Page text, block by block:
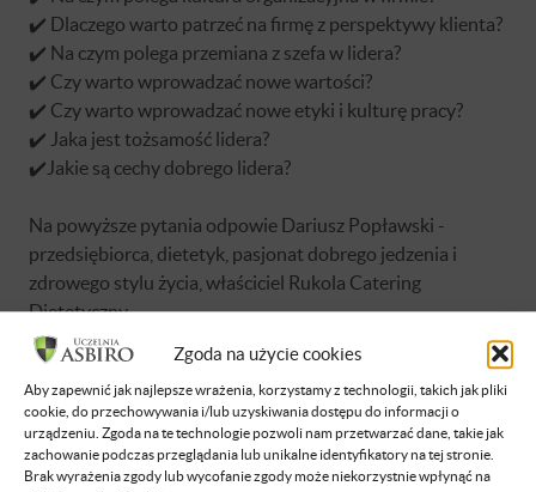
Zgoda na użycie cookies
Aby zapewnić jak najlepsze wrażenia, korzystamy z technologii, takich jak pliki
cookie, do przechowywania i/lub uzyskiwania dostępu do informacji o
urządzeniu. Zgoda na te technologie pozwoli nam przetwarzać dane, takie jak
zachowanie podczas przeglądania lub unikalne identyfikatory na tej stronie.
Brak wyrażenia zgody lub wycofanie zgody może niekorzystnie wpłynąć na
✔️ Dlaczego warto patrzeć na firmę z perspektywy klienta?
✔️ Na czym polega przemiana z szefa w lidera?
✔️ Czy warto wprowadzać nowe wartości?
✔️ Czy warto wprowadzać nowe etyki i kulturę pracy?
✔️ Jaka jest tożsamość lidera?
✔️Jakie są cechy dobrego lidera?
Na powyższe pytania odpowie Dariusz Popławski -
przedsiębiorca, dietetyk, pasjonat dobrego jedzenia i
zdrowego stylu życia, właściciel Rukola Catering
Dietetyczny.
W trakcie wykładu prelegent opowie o trzech krokach,
które doprowadziły go do zbudowania struktur w firmie
na fundamencie kultury organizacyjnej.